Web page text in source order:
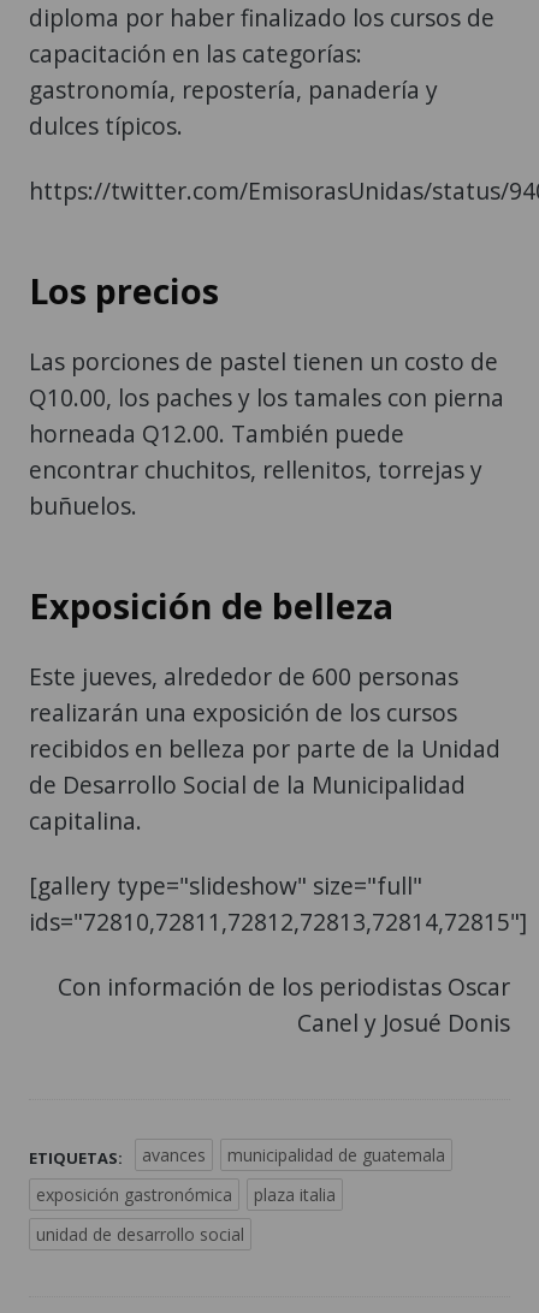
diploma por haber finalizado los cursos de
capacitación en las categorías:
gastronomía, repostería, panadería y
dulces típicos.
https://twitter.com/EmisorasUnidas/status/
Los precios
Las porciones de pastel tienen un costo de
Q10.00, los paches y los tamales con pierna
horneada Q12.00. También puede
encontrar chuchitos, rellenitos, torrejas y
buñuelos.
Exposición de belleza
Este jueves, alrededor de 600 personas
realizarán una exposición de los cursos
recibidos en belleza por parte de la Unidad
de Desarrollo Social de la Municipalidad
capitalina.
[gallery type="slideshow" size="full"
ids="72810,72811,72812,72813,72814,72815"]
Con información de los periodistas Oscar
Canel y Josué Donis
ETIQUETAS: avances
municipalidad de guatemala
exposición gastronómica
plaza italia
unidad de desarrollo social